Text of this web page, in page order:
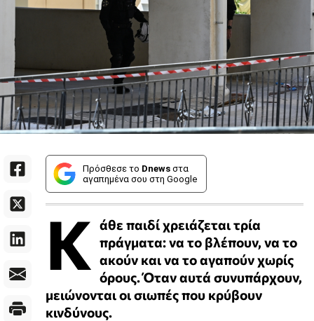
Πρόσθεσε το Dnews στα
αγαπημένα σου στη Google
Κ άθε παιδί χρειάζεται τρία
πράγματα: να το βλέπουν, να το
ακούν και να το αγαπούν χωρίς
όρους. Όταν αυτά συνυπάρχουν,
μειώνονται οι σιωπές που κρύβουν
κινδύνους.